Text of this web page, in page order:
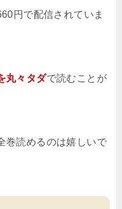
円で配信されていま
丸々タダで読むことが
巻読めるのは嬉しいで